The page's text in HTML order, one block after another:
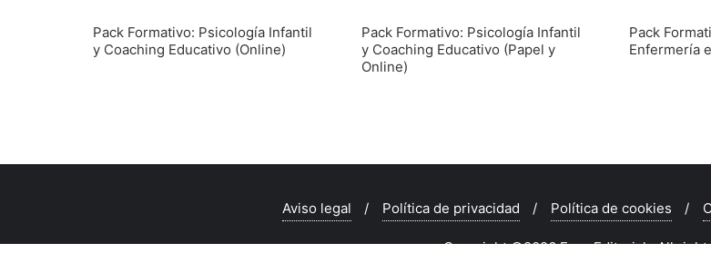
Pack Formativo: Psicología Infantil
y Coaching Educativo (Online)
Pack Formativo: Psicología Infantil
y Coaching Educativo (Papel y
Online)
Pack
Enfermería
Aviso legal Política de privacidad Política de cookies
Copyright ©2026 Euro Editorial . All